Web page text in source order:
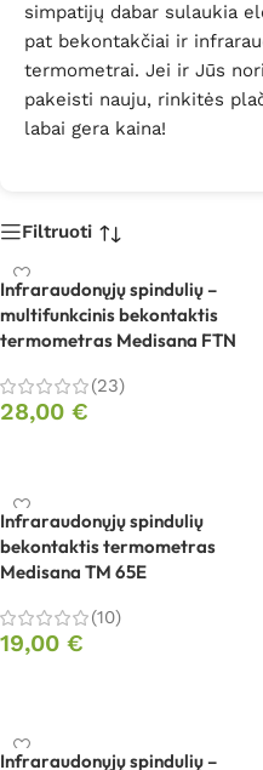
simpatijų dabar sulaukia
pat bekontakčiai ir
termometrai. Jei ir Jūs
pakeisti nauju, rinkitės
labai gera kaina!
Filtruoti
Infraraudonųjų spindulių –
multifunkcinis bekontaktis
termometras Medisana FTN
(23)
28,00 €
Infraraudonųjų spindulių
bekontaktis termometras
Medisana TM 65E
(10)
19,00 €
Infraraudonųjų spindulių –